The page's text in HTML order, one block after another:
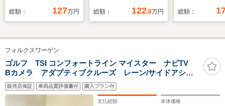
総額： 127万円
ナビ フルセグ
総額： 122.8万円
片側電動ドア
減ブレーキ ク
ヒーター スマ
ー プッシュス
総額：
フォルクスワーゲン
ゴルフ TSI コンフォートライン マイスター ナビTV
Bカメラ アダプティブクルーズ レーン/サイドアシス
ト デジタルメーター スマホインターフェース LED
オートハイビーム 17AW スマートキー2個 ワンオー
販売店保証 車両品質評価書付 購入プラン付
支払総額 本体価格